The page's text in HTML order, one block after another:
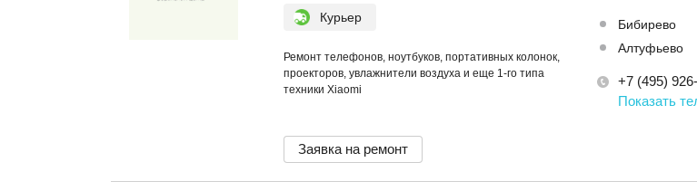
Курьер
Ремонт телефонов, ноутбуков, портативных колонок,
проекторов, увлажнители воздуха и еще 1-го типа
техники Xiaomi
Бибирево
Алтуфьево
+7 (495)
Показать
Заявка на ремонт